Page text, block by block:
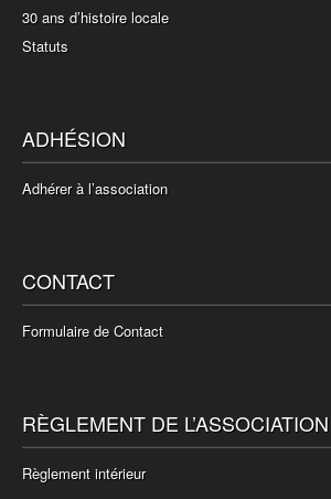
30 ans d’histoire locale
Statuts
ADHÉSION
Adhérer à l’association
CONTACT
Formulaire de Contact
RÈGLEMENT DE L’ASSOCIATION
Règlement intérieur